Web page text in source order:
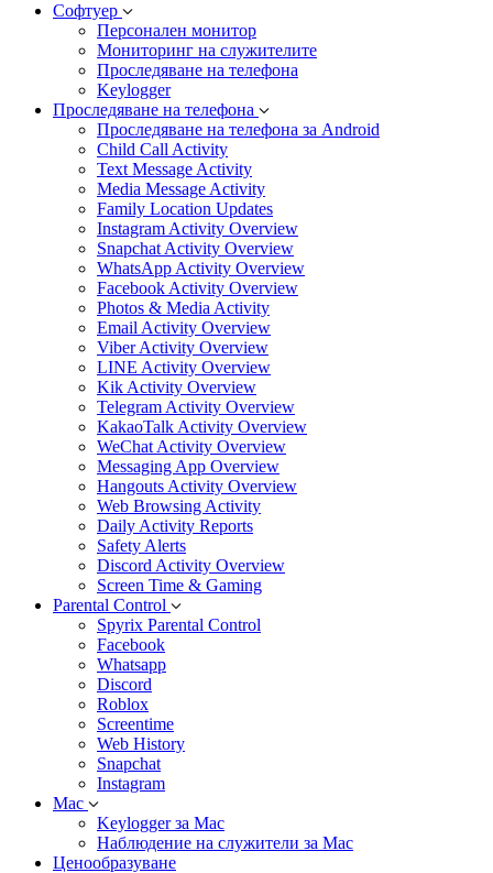
Софтуер
Персонален монитор
Мониторинг на служителите
Проследяване на телефона
Keylogger
Проследяване на телефона
Проследяване на телефона за Android
Child Call Activity
Text Message Activity
Media Message Activity
Family Location Updates
Instagram Activity Overview
Snapchat Activity Overview
WhatsApp Activity Overview
Facebook Activity Overview
Photos & Media Activity
Email Activity Overview
Viber Activity Overview
LINE Activity Overview
Kik Activity Overview
Telegram Activity Overview
KakaoTalk Activity Overview
WeChat Activity Overview
Messaging App Overview
Hangouts Activity Overview
Web Browsing Activity
Daily Activity Reports
Safety Alerts
Discord Activity Overview
Screen Time & Gaming
Parental Control
Spyrix Parental Control
Facebook
Whatsapp
Discord
Roblox
Screentime
Web History
Snapchat
Instagram
Mac
Keylogger за Mac
Наблюдение на служители за Mac
Ценообразуване